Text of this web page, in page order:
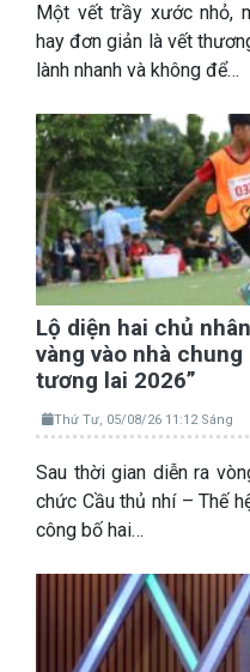
Một vết trầy xước nhỏ,
hay đơn giản là vết
lành nhanh và không để…
Lộ diện hai chủ
vàng vào nhà
tương lai 2026”
Thứ Tư, 05/08/26 11:12 Sáng
Sau thời gian diễn ra
chức Cầu thủ nhí – Thế
công bố hai…